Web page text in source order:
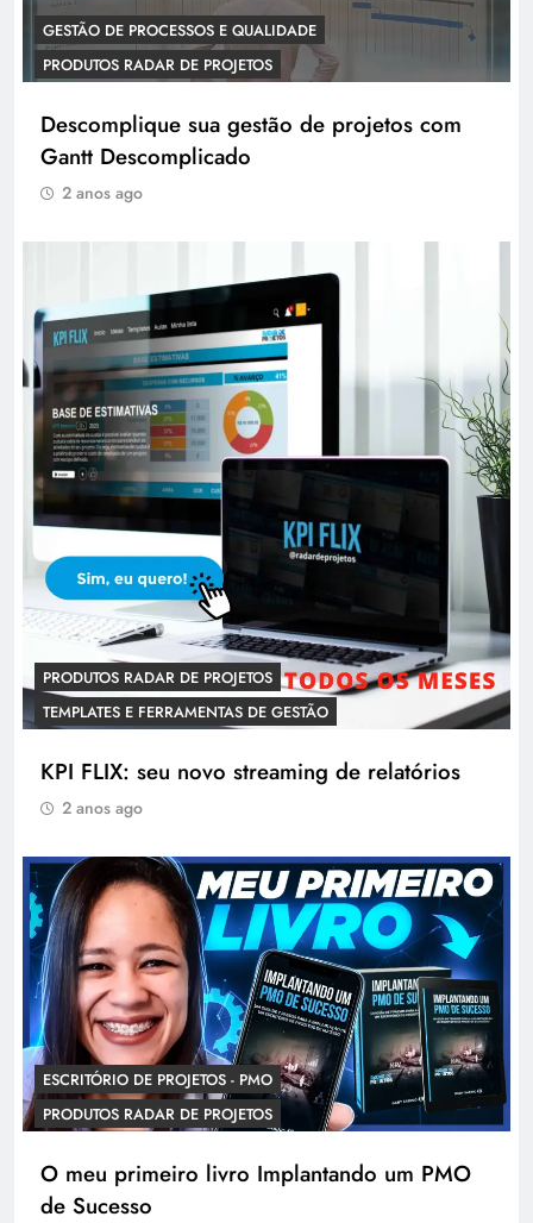
GESTÃO DE PROCESSOS E QUALIDADE
PRODUTOS RADAR DE PROJETOS
Descomplique sua gestão de projetos com
Gantt Descomplicado
2 anos ago
PRODUTOS RADAR DE PROJETOS
TEMPLATES E FERRAMENTAS DE GESTÃO
KPI FLIX: seu novo streaming de relatórios
2 anos ago
ESCRITÓRIO DE PROJETOS - PMO
PRODUTOS RADAR DE PROJETOS
O meu primeiro livro Implantando um PMO
de Sucesso